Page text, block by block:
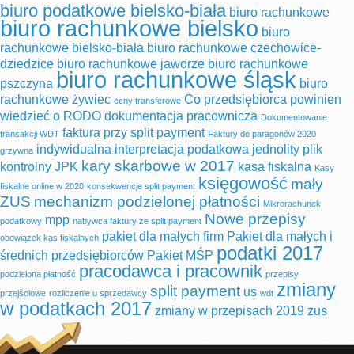
biuro podatkowe bielsko-biała biuro rachunkowe
biuro rachunkowe bielsko biuro
rachunkowe bielsko-biała biuro rachunkowe czechowice-
dziedzice biuro rachunkowe jaworze biuro rachunkowe
pszczyna biuro rachunkowe śląsk biuro
rachunkowe żywiec ceny transferowe Co przedsiębiorca powinien
wiedzieć o RODO dokumentacja pracownicza Dokumentowanie
transakcji WDT faktura przy split payment Faktury do paragonów 2020
grzywna indywidualna interpretacja podatkowa jednolity plik
kontrolny JPK kary skarbowe w 2017 kasa fiskalna Kasy
fiskalne online w 2020 konsekwencje split payment księgowość mały
ZUS mechanizm podzielonej płatności Mikrorachunek
podatkowy mpp nabywca faktury ze split payment Nowe przepisy
obowiązek kas fiskalnych pakiet dla małych firm Pakiet dla małych i
średnich przedsiębiorców Pakiet MŚP podatki 2017
podzielona płatność pracodawca i pracownik przepisy
przejściowe rozliczenie u sprzedawcy split payment us wdt zmiany
w podatkach 2017 zmiany w przepisach 2019 zus